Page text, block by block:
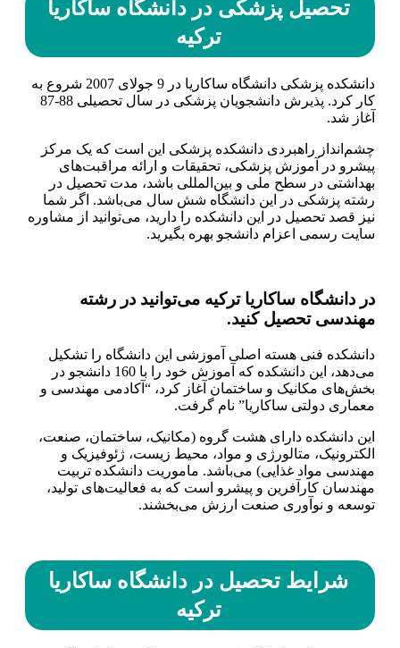
تحصیل پزشکی در دانشگاه ساکاریا
ترکیه
دانشکده پزشکی دانشگاه ساکاریا در 9 جولای 2007 شروع به
کار کرد. پذیرش دانشجویان پزشکی در سال تحصیلی 88-87
آغاز شد.
چشم‌انداز راهبردی دانشکده پزشکی این است که یک مرکز
پیشرو در آموزش پزشکی، تحقیقات و ارائه مراقبت‌های
بهداشتی در سطح ملی و بین‌المللی باشد، مدت تحصیل در
رشته پزشکی در این دانشگاه شش سال می‌باشد. اگر‌ شما
نیز قصد تحصیل در این دانشکده را دارید، می‌توانید از مشاوره
سایت رسمی اعزام دانشجو بهره بگیرید.
در دانشگاه ساکاریا ترکیه می‌توانید در رشته
مهندسی تحصیل کنید.
دانشکده فنی هسته اصلی آموزشی این دانشگاه را تشکیل
می‌دهد، این دانشكده که آموزش خود را با 160 دانشجو در
بخش‌های مکانیک و ساختمان آغاز کرد، “آکادمی مهندسی و
معماری دولتی ساکاریا” نام گرفت.
این دانشکده دارای هشت گروه (مکانیک، ساختمان، صنعت،
الکترونیک، متالورژی و مواد، محیط زیست، ژئوفیزیک و
مهندسی مواد غذایی) می‌باشد. ماموریت دانشکده تربیت
مهندسان کارآفرین و پیشرو است که به فعالیت‌های تولید،
توسعه و نوآوری صنعت ارزش می‌بخشند.
شرایط تحصیل در دانشگاه ساکاریا
ترکیه